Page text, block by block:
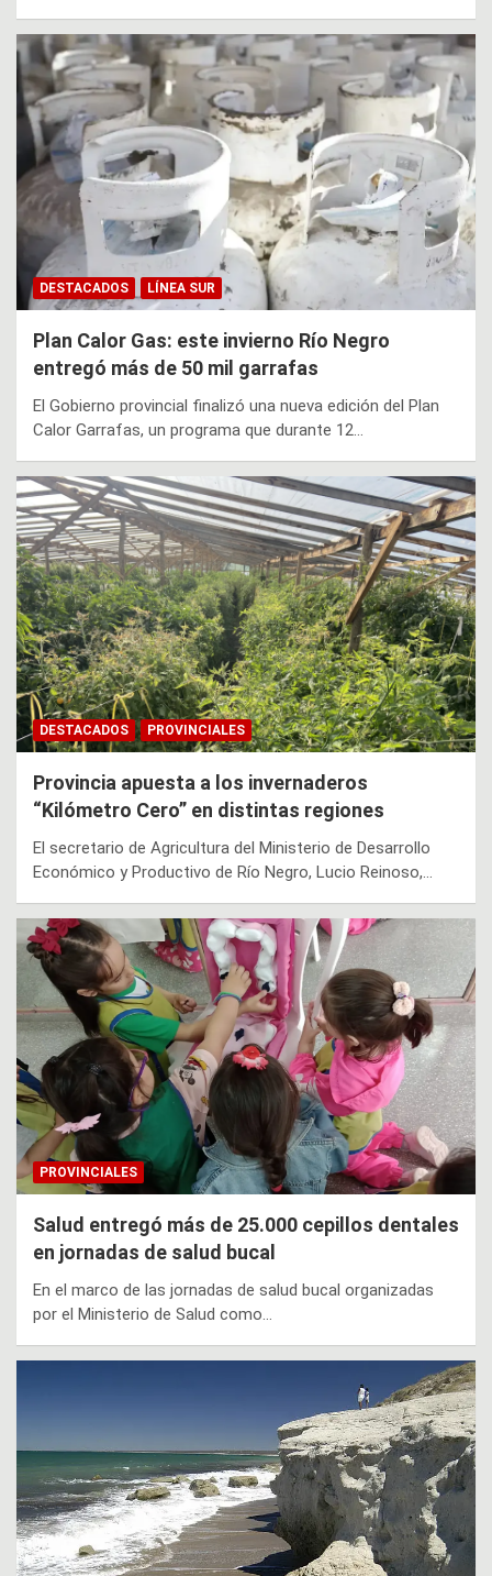
DESTACADOS LÍNEA SUR
Plan Calor Gas: este invierno Río Negro
entregó más de 50 mil garrafas
El Gobierno provincial finalizó una nueva edición del Plan
Calor Garrafas, un programa que durante 12…
DESTACADOS PROVINCIALES
Provincia apuesta a los invernaderos
“Kilómetro Cero” en distintas regiones
El secretario de Agricultura del Ministerio de Desarrollo
Económico y Productivo de Río Negro, Lucio Reinoso,…
PROVINCIALES
Salud entregó más de 25.000 cepillos dentales
en jornadas de salud bucal
En el marco de las jornadas de salud bucal organizadas
por el Ministerio de Salud como…